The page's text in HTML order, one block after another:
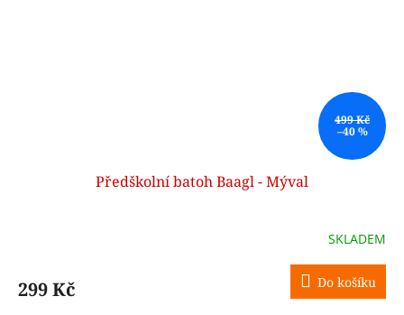
499 Kč
–40 %
Předškolní batoh Baagl - Mýval
SKLADEM
299 Kč Do košíku